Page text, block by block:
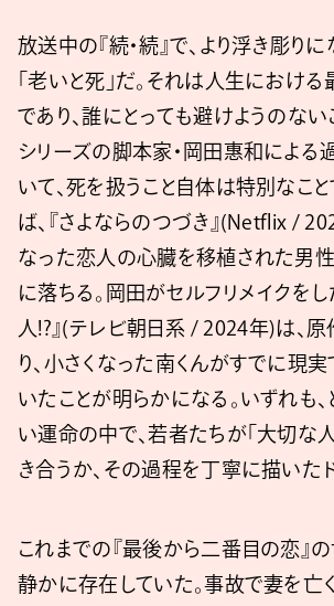
放送中の『続・続』で、より浮き彫り
「老いと死」だ。それは人生におけ
であり、誰にとっても避けようのない
シリーズの脚本家・岡田惠和による
いて、死を扱うこと自体は特別なこと
ば、『さよならのつづき』(Netflix /
なった恋人の心臓を移植された男
に落ちる。岡田がセルフリメイクをし
人!?』(テレビ朝日系 / 2024年)は、
り、小さくなった南くんがすでに現
いたことが明らかになる。いずれも
い運命の中で、若者たちが「大切な
き合うか、その過程を丁寧に描いた
これまでの『最後から二番目の恋』の
静かに存在していた。事故で妻を亡